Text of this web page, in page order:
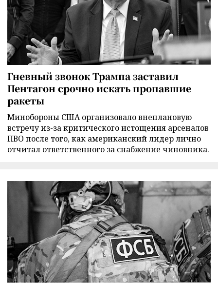
Гневный звонок Трампа заставил
Пентагон срочно искать пропавшие
ракеты
Минобороны США организовало внеплановую
встречу из-за критического истощения арсеналов
ПВО после того, как американский лидер лично
отчитал ответственного за снабжение чиновника.